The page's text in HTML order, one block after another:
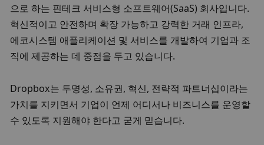
으로 하는 핀테크 서비스형 소프트웨어(SaaS) 회사입니다.
혁신적이고 안전하며 확장 가능하고 강력한 거래 인프라,
에코시스템 애플리케이션 및 서비스를 개발하여 기업과 조
직에 제공하는 데 중점을 두고 있습니다.
Dropbox는 투명성, 소유권, 혁신, 전략적 파트너십이라는
가치를 지키면서 기업이 언제 어디서나 비즈니스를 운영할
수 있도록 지원해야 한다고 굳게 믿습니다.